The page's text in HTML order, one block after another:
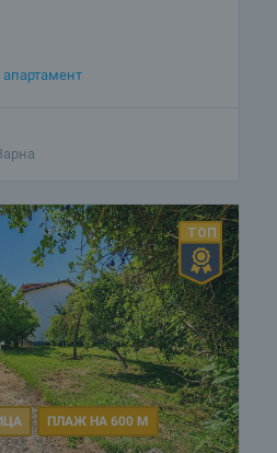
апартамент
ПЛАЖ НА 600 М